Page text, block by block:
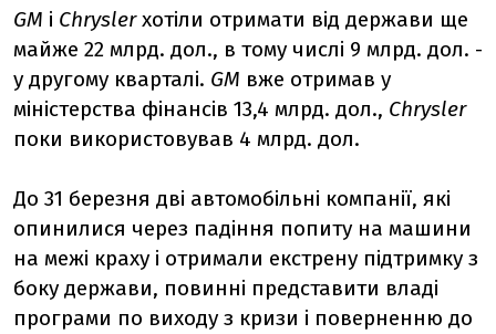
GM і Chryslerхотіли отримати від держави ще
майже 22 млрд. дол., в тому числі 9 млрд. дол. -
у другому кварталі. GM вже отримав у
міністерства фінансів 13,4 млрд. дол., Chrysler
поки використовував 4 млрд. дол.
До 31 березня дві автомобільні компанії, які
опинилися через падіння попиту на машини
на межі краху і отримали екстрену підтримку з
боку держави, повинні представити владі
програми по виходу з кризи і поверненню до